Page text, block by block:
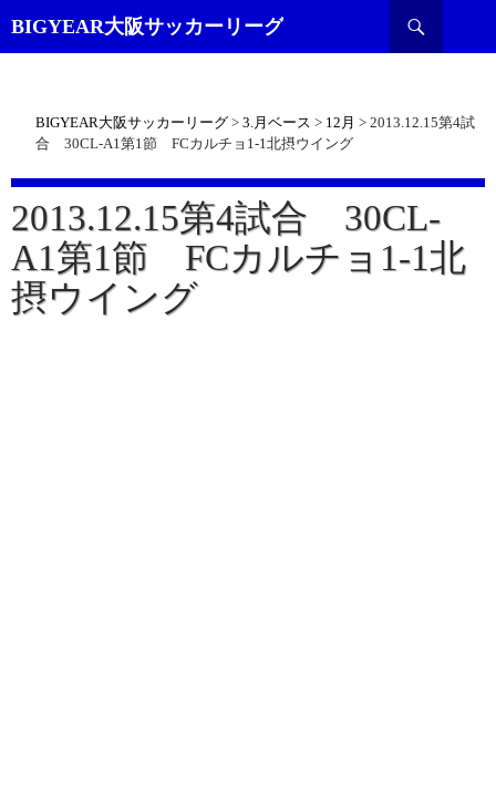
BIGYEAR大阪サッカーリーグ
索
BIGYEAR大阪サッカーリーグ > 3.月ベース > 12月 > 2013.12.15第4試
合 30CL-A1第1節 FCカルチョ1-1北摂ウイング
2013.12.15第4試合 30CL-
A1第1節 FCカルチョ1-1北
摂ウイング